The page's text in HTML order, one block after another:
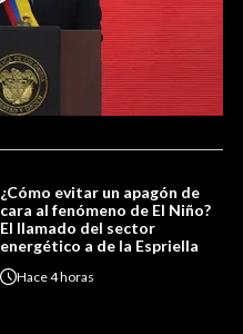
¿Cómo evitar un apagón de
cara al fenómeno de El Niño?
El llamado del sector
energético a de la Espriella
Hace4 horas